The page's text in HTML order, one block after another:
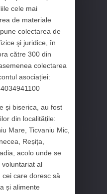
cele mai
de materiale
colectarea de
şi juridice, în
către 300 din
colectarea
asociației:
și biserica, au fost
din localitățile:
Mare, Ticvaniu Mic,
Reșița,
acolo unde se
al
care doresc să
și alimente